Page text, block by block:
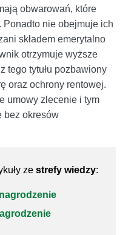
obwarowań, które
. Ponadto nie obejmuje ich
składem emerytalno
otrzymuje wyższe
tego tytułu pozbawiony
oraz ochrony rentowej.
umowy zlecenie i tym
bez okresów
ze strefy wiedzy: